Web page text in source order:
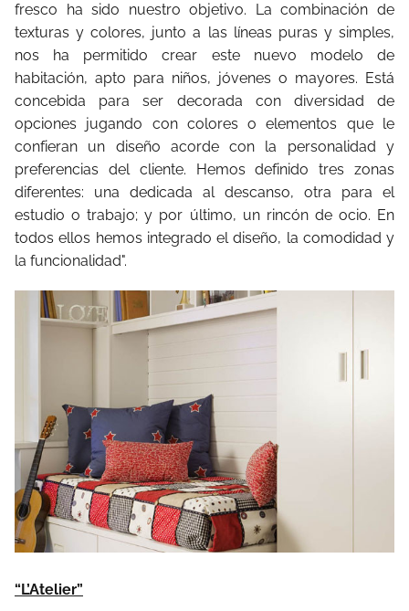
fresco ha sido nuestro objetivo. La combinación de
texturas y colores, junto a las líneas puras y simples,
nos ha permitido crear este nuevo modelo de
habitación, apto para niños, jóvenes o mayores. Está
concebida para ser decorada con diversidad de
opciones jugando con colores o elementos que le
confieran un diseño acorde con la personalidad y
preferencias del cliente. Hemos definido tres zonas
diferentes: una dedicada al descanso, otra para el
estudio o trabajo; y por último, un rincón de ocio. En
todos ellos hemos integrado el diseño, la comodidad y
la funcionalidad".
“L’Atelier”